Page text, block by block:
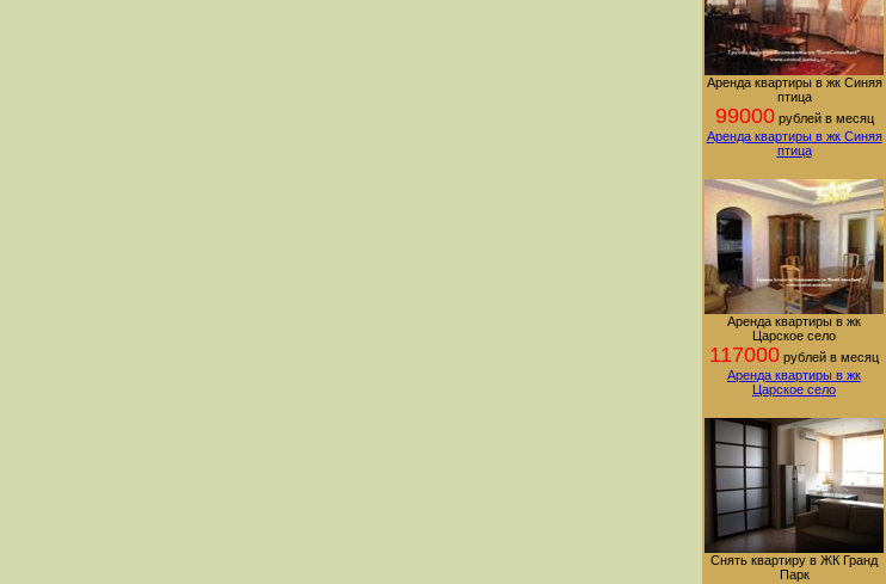
Аренда квартиры в жк Синяя
птица
99000рублей в месяц
Аренда квартиры в жк Синяя
птица
Аренда квартиры в жк
Царское село
117000 рублей в месяц
Аренда квартиры в жк
Царское село
Снять квартиру в ЖК Гранд
Парк